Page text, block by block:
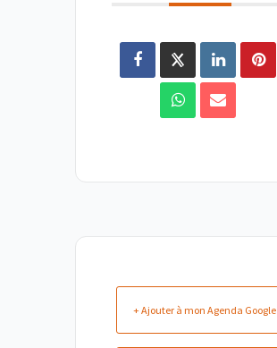
+ Ajouter à mon Agenda Google